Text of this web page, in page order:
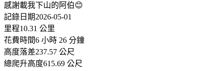
感謝載我下山的阿伯😊
記錄日期2026-05-01
里程10.31 公里
花費時間6 小時 26 分鐘
高度落差237.57 公尺
總爬升高度615.69 公尺